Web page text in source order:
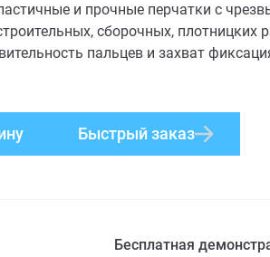
и прочные перчатки с
сборочных, плотницких
пальцев и захват
Быстрый заказ
Бесплатная